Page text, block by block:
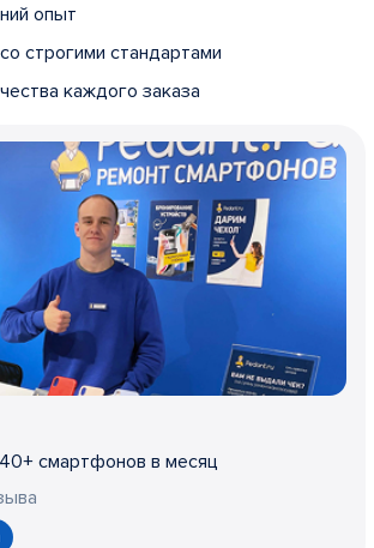
опыт
строгими стандартами
каждого заказа
смартфонов в месяц